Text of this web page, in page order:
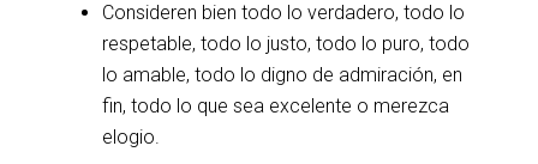
Consideren bien todo lo verdadero, todo lo
respetable, todo lo justo, todo lo puro, todo
lo amable, todo lo digno de admiración, en
fin, todo lo que sea excelente o merezca
elogio.